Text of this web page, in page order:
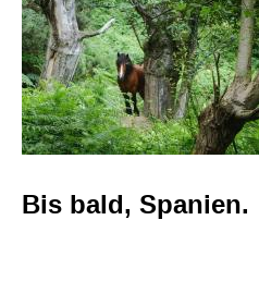
Bis bald, Spanien.